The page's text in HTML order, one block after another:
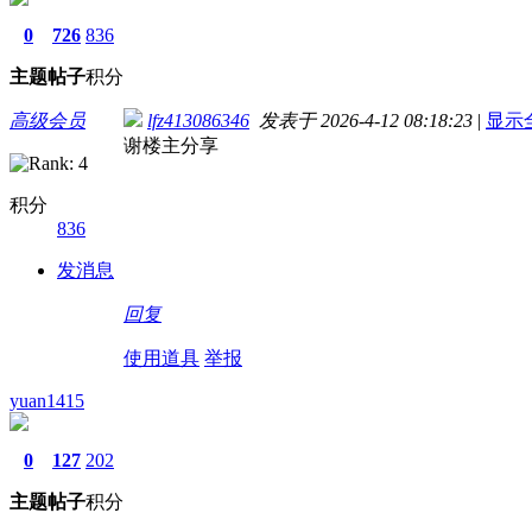
0
主题
726
帖子
836
积分
高级会员
积分
836
发消息
lfz413086346 发表于 2026-4-12 08:18:23 | 显示
谢楼主分享
回复
使用道具 举报
yuan1415
0
主题
127
帖子
202
积分